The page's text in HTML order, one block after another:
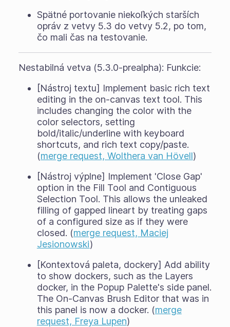
Spätné portovanie niekoľkých starších
opráv z vetvy 5.3 do vetvy 5.2, po tom,
čo mali čas na testovanie.
Nestabilná vetva (5.3.0-prealpha): Funkcie:
[Nástroj textu] Implement basic rich text
editing in the on-canvas text tool. This
includes changing the color with the
color selectors, setting
bold/italic/underline with keyboard
shortcuts, and rich text copy/paste.
(merge request, Wolthera van Hövell)
[Nástroj výplne] Implement 'Close Gap'
option in the Fill Tool and Contiguous
Selection Tool. This allows the unleaked
filling of gapped lineart by treating gaps
of a configured size as if they were
closed. (merge request, Maciej
Jesionowski)
[Kontextová paleta, dockery] Add ability
to show dockers, such as the Layers
docker, in the Popup Palette's side panel.
The On-Canvas Brush Editor that was in
this panel is now a docker. (merge
request, Freya Lupen)